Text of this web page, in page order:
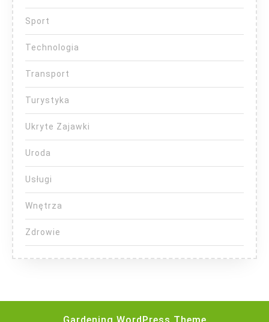
Sport
Technologia
Transport
Turystyka
Ukryte Zajawki
Uroda
Usługi
Wnętrza
Zdrowie